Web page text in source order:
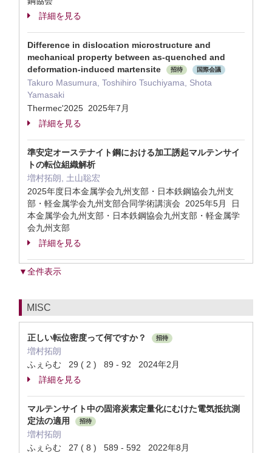
詳細を見る
Difference in dislocation microstructure and
mechanical property between as-quenched and
deformation-induced martensite
招待 国際会議
Takuro Masumura, Toshihiro Tsuchiyama, Shota
Yamasaki
Thermec'2025 2025年7月
詳細を見る
準安定オーステナイト鋼における加工誘起マルテンサイ
トの転位組織解析
増村拓朗, 土山聡宏
2025年度日本金属学会九州支部・日本鉄鋼協会九州支
部・軽金属学会九州支部合同学術講演会 2025年5月 日
本金属学会九州支部・日本鉄鋼協会九州支部・軽金属学
会九州支部
詳細を見る
▼全件表示
MISC
正しい転位密度って何ですか？ 招待
増村拓朗
ふぇらむ 29 ( 2 ) 89 - 92 2024年2月
詳細を見る
マルテンサイト中の固溶炭素定量化にむけた電気抵抗測
定法の適用
招待
増村拓朗
ふぇらむ 27 ( 8 ) 589 - 592 2022年8月